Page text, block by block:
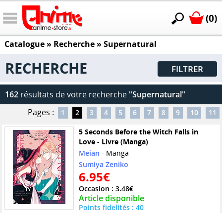
(0)
Catalogue» Recherche » Supernatural
RECHERCHE FILTRER
162 résultats de votre recherche "Supernatural"
Pages :
1 2 3 4 5 6 7 8 9 10 11
5 Seconds Before the Witch Falls in
Love - Livre (Manga)
Meian - Manga
Sumiya Zeniko
6.95€
Occasion : 3.48€
Article disponible
Points fidelités : 40